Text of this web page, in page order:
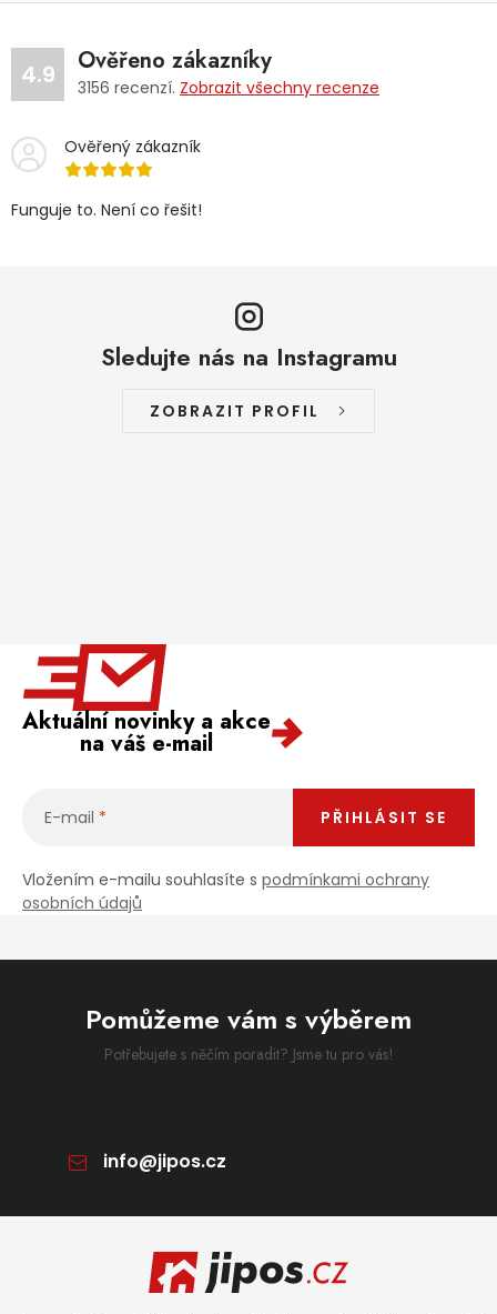
4.9 Ověřeno zákazníky
3156 recenzí. Zobrazit všechny recenze
Ověřený zákazník
Funguje to. Není co řešit!
Sledujte nás na Instagramu
ZOBRAZIT PROFIL
Aktuální novinky a akce
na váš e-mail
E-mail
Vložením e-mailu souhlasíte s podmínkami ochrany
osobních údajů
PŘIHLÁSIT SE
Pomůžeme vám s výběrem
Potřebujete s něčím poradit? Jsme tu pro vás!
info@jipos.cz